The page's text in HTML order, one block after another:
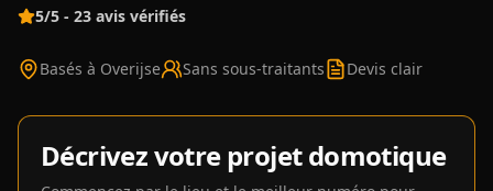
5/5 - 23 avis vérifiés
Basés à Overijse Sans sous-traitants Devis clair
Décrivez votre projet domotique